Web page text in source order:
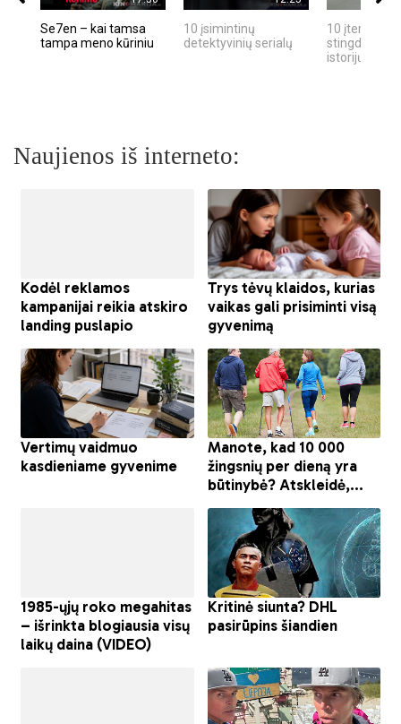
Se7en – kai tamsa
tampa meno kūriniu
10 įsimintinų
detektyvinių serialų
10 įtemptų,
stingdančių
istorijų
Naujienos iš interneto: